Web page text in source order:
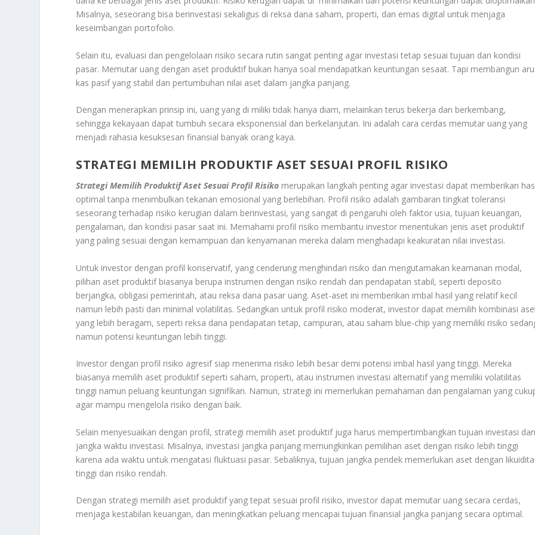
Misalnya, seseorang bisa berinvestasi sekaligus di reksa dana saham, properti, dan emas digital untuk menjaga
keseimbangan portofolio.
Selain itu, evaluasi dan pengelolaan risiko secara rutin sangat penting agar investasi tetap sesuai tujuan dan kondisi
pasar. Memutar uang dengan aset produktif bukan hanya soal mendapatkan keuntungan sesaat. Tapi membangun
kas pasif yang stabil dan pertumbuhan nilai aset dalam jangka panjang.
Dengan menerapkan prinsip ini, uang yang di miliki tidak hanya diam, melainkan terus bekerja dan berkembang,
sehingga kekayaan dapat tumbuh secara eksponensial dan berkelanjutan. Ini adalah cara cerdas memutar uang yang
menjadi rahasia kesuksesan finansial banyak orang kaya.
STRATEGI MEMILIH PRODUKTIF ASET SESUAI PROFIL RISIKO
Strategi Memilih Produktif Aset Sesuai Profil Risiko merupakan langkah penting agar investasi dapat memberikan
optimal tanpa menimbulkan tekanan emosional yang berlebihan. Profil risiko adalah gambaran tingkat toleransi
seseorang terhadap risiko kerugian dalam berinvestasi, yang sangat di pengaruhi oleh faktor usia, tujuan keuangan,
pengalaman, dan kondisi pasar saat ini. Memahami profil risiko membantu investor menentukan jenis aset produktif
yang paling sesuai dengan kemampuan dan kenyamanan mereka dalam menghadapi keakuratan nilai investasi.
Untuk investor dengan profil konservatif, yang cenderung menghindari risiko dan mengutamakan keamanan modal,
pilihan aset produktif biasanya berupa instrumen dengan risiko rendah dan pendapatan stabil, seperti deposito
berjangka, obligasi pemerintah, atau reksa dana pasar uang. Aset-aset ini memberikan imbal hasil yang relatif kecil
namun lebih pasti dan minimal volatilitas. Sedangkan untuk profil risiko moderat, investor dapat memilih kombinasi
yang lebih beragam, seperti reksa dana pendapatan tetap, campuran, atau saham blue-chip yang memiliki risiko
namun potensi keuntungan lebih tinggi.
Investor dengan profil risiko agresif siap menerima risiko lebih besar demi potensi imbal hasil yang tinggi. Mereka
biasanya memilih aset produktif seperti saham, properti, atau instrumen investasi alternatif yang memiliki volatilitas
tinggi namun peluang keuntungan signifikan. Namun, strategi ini memerlukan pemahaman dan pengalaman yang
agar mampu mengelola risiko dengan baik.
Selain menyesuaikan dengan profil, strategi memilih aset produktif juga harus mempertimbangkan tujuan investasi dan
jangka waktu investasi. Misalnya, investasi jangka panjang memungkinkan pemilihan aset dengan risiko lebih tinggi
karena ada waktu untuk mengatasi fluktuasi pasar. Sebaliknya, tujuan jangka pendek memerlukan aset dengan
tinggi dan risiko rendah.
Dengan strategi memilih aset produktif yang tepat sesuai profil risiko, investor dapat memutar uang secara cerdas,
menjaga kestabilan keuangan, dan meningkatkan peluang mencapai tujuan finansial jangka panjang secara optimal.